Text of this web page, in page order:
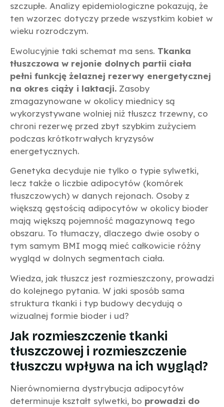
szczupłe. Analizy epidemiologiczne pokazują, że
ten wzorzec dotyczy przede wszystkim kobiet w
wieku rozrodczym.
Ewolucyjnie taki schemat ma sens. Tkanka
tłuszczowa w rejonie dolnych partii ciała
pełni funkcję żelaznej rezerwy energetycznej
na okres ciąży i laktacji. Zasoby
zmagazynowane w okolicy miednicy są
wykorzystywane wolniej niż tłuszcz trzewny, co
chroni rezerwę przed zbyt szybkim zużyciem
podczas krótkotrwałych kryzysów
energetycznych.
Genetyka decyduje nie tylko o typie sylwetki,
lecz także o liczbie adipocytów (komórek
tłuszczowych) w danych rejonach. Osoby z
większą gęstością adipocytów w okolicy bioder
mają większą pojemność magazynową tego
obszaru. To tłumaczy, dlaczego dwie osoby o
tym samym BMI mogą mieć całkowicie różny
wygląd w dolnych segmentach ciała.
Wiedza, jak tłuszcz jest rozmieszczony, prowadzi
do kolejnego pytania. W jaki sposób sama
struktura tkanki i typ budowy decydują o
wizualnej formie bioder i ud?
Jak rozmieszczenie tkanki
tłuszczowej i rozmieszczenie
tłuszczu wpływa na ich wygląd?
Nierównomierna dystrybucja adipocytów
determinuje kształt sylwetki, bo prowadzi do